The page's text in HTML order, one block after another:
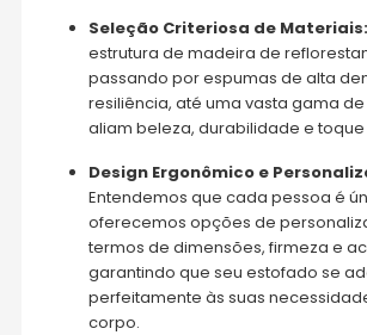
Seleção Criteriosa de Materiais:
estrutura de madeira de
passando por espumas de alta
resiliência, até uma vasta gama
aliam beleza, durabilidade e
Design Ergonômico e
Entendemos que cada pessoa é
oferecemos opções de
termos de dimensões, firmeza e
garantindo que seu estofado se
perfeitamente às suas
corpo.